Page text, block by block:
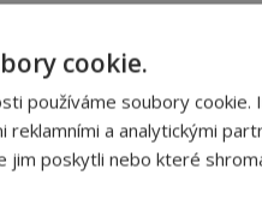
cookie.
používáme soubory cookie.
reklamními a analytickými
poskytli nebo které